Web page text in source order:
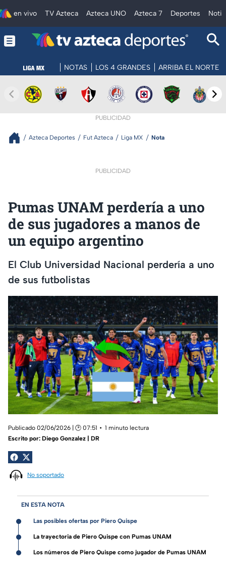
en vivo TV Azteca Azteca UNO Azteca 7 Deportes
NOTAS LOS 4 GRANDES ARRIBA EL NORTE
PUBLICIDAD
Azteca Deportes Fut Azteca Liga MX Nota
PUBLICIDAD
Pumas UNAM perdería a uno
de sus jugadores a manos de
un equipo argentino
El Club Universidad Nacional perdería a uno
de sus futbolistas
Publicado 02/06/2026 | 🕑 07:51
1 minuto lectura
Escrito por: Diego Gonzalez | DR
No soportado
EN ESTA NOTA
Las posibles ofertas por Piero Quispe
La trayectoria de Piero Quispe con Pumas UNAM
Los números de Piero Quispe como jugador de Pumas UNAM